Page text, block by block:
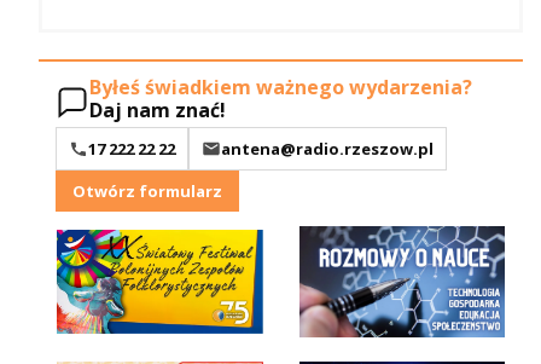
Byłeś świadkiem ważnego wydarzenia?
Daj nam znać!
17 222 22 22
antena@radio.rzeszow.pl
Otwórz formularz